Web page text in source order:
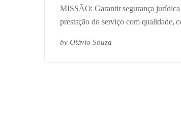
MISSÃO: Garantir segurança jurídica
prestação do serviço com qualidade,
by Otávio Souza